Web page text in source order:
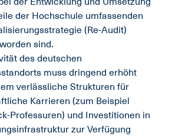
der Hochschule umfassenden
(Re-Audit)
sind.
des deutschen
muss dringend erhöht
verlässliche Strukturen für
Karrieren (zum Beispiel
Professuren) und Investitionen in
zur Verfügung